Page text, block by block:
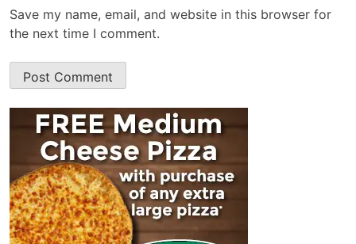
Save my name, email, and website in this browser for
the next time I comment.